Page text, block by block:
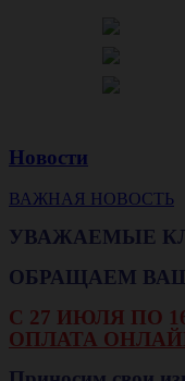
Новости
ВАЖНАЯ НОВОСТЬ
УВАЖАЕМЫЕ
ОБРАЩАЕМ
С 27 ИЮЛЯ ПО
ОПЛАТА